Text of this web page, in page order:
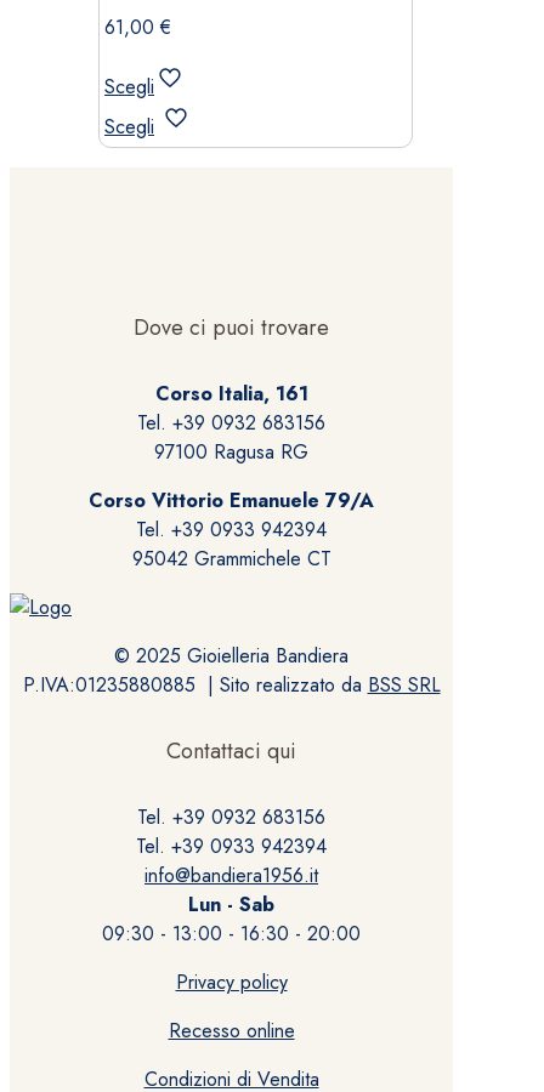
61,00€
Scegli
Scegli Questo
prodotto
possono
essere
nella
pagina
del
prodotto
Dove ci puoi trovare
Corso Italia, 161
Tel. +39 0932 683156
97100 Ragusa RG
Corso Vittorio Emanuele 79/A
Tel. +39 0933 942394
95042 Grammichele CT
© 2025 Gioielleria Bandiera
P.IVA:01235880885 | Sito realizzato da BSS SRL
Contattaci qui
Tel. +39 0932 683156
Tel. +39 0933 942394
info@bandiera1956.it
Lun - Sab
09:30 - 13:00 - 16:30 - 20:00
Privacy policy
Recesso online
Condizioni di Vendita